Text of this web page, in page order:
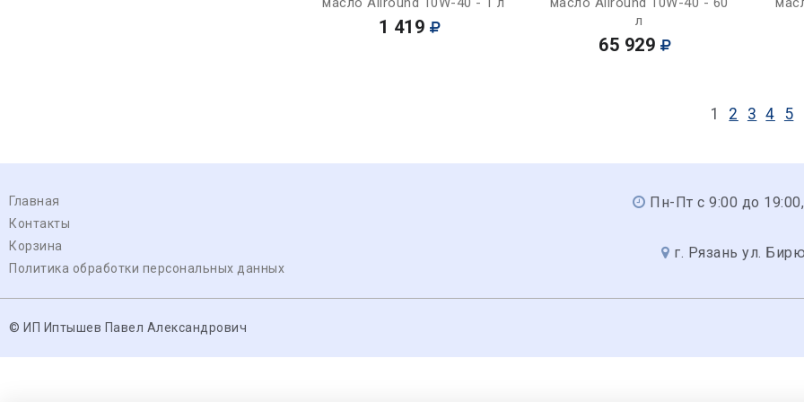
1 419
л
65 929
1 2 3 4 5
Главная
Контакты
Корзина
Политика обработки персональных данных
Пн-Пт с 9:00 до
г. Рязань ул.
© ИП Иптышев Павел Александрович